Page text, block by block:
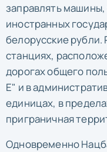
заправлять
иностранных
белорусские рубли.
станциях,
дорогах общего
Е" и в
единицах, в
приграничная
Одновременно